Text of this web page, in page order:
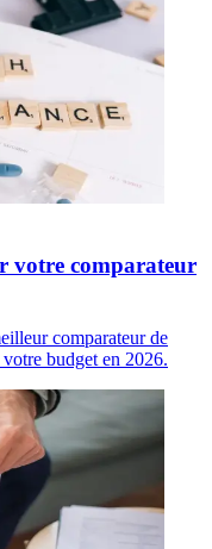
votre comparateur
comparateur de
budget en 2026.